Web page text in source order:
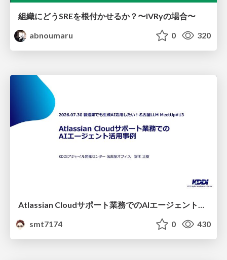
組織にどうSREを根付かせるか？〜IVRyの場合〜
abnoumaru
0 320
smt7174
0 430